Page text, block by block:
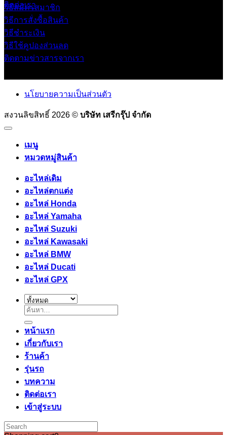
ติดต่อเรา
วิธีสมัครสมาชิก
วิธีการสั่งซื้อสินค้า
วิธีชำระเงิน
วิธีใช้คูปองส่วนลด
ติดตามข่าวสารจากเรา
นโยบายความเป็นส่วนตัว
สงวนลิขสิทธิ์ 2026 © บริษัท เสรีกรุ๊ป จำกัด
เมนู
หมวดหมู่สินค้า
อะไหล่เดิม
อะไหล่ตกแต่ง
อะไหล่ Honda
อะไหล่ Yamaha
อะไหล่ Suzuki
อะไหล่ Kawasaki
อะไหล่ BMW
อะไหล่ Ducati
อะไหล่ GPX
ค้นหา:
หน้าแรก
เกี่ยวกับเรา
ร้านค้า
รุ่นรถ
บทความ
ติดต่อเรา
เข้าสู่ระบบ